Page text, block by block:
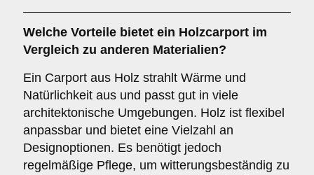
Welche Vorteile bietet ein Holzcarport im
Vergleich zu anderen Materialien?
Ein Carport aus Holz strahlt Wärme und
Natürlichkeit aus und passt gut in viele
architektonische Umgebungen. Holz ist flexibel
anpassbar und bietet eine Vielzahl an
Designoptionen. Es benötigt jedoch
regelmäßige Pflege, um witterungsbeständig zu